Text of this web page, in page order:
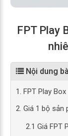
FPT Play
Nội dung
1. FPT Play
2. Giá 1 bộ sản
2.1 Giá FPT